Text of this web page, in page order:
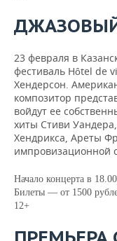
23 февраля в
фестиваль Hôtel de
Хендерсон.
композитор
войдут ее
хиты Стиви
Хендрикса, Ареты
импровизационной
Начало концерта в 18.00.
Билеты — от 1500
12+